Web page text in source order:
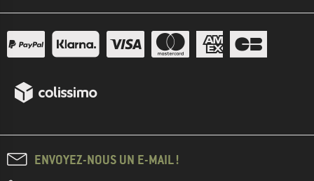
ENVOYEZ-NOUS UN E-MAIL !